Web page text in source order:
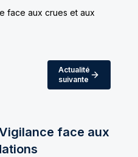
face aux crues et aux
Actualité
suivante
face aux